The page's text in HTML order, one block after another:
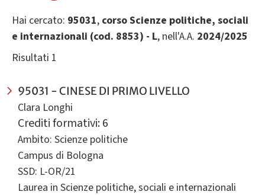
Hai cercato: 95031, corso Scienze politiche, sociali
e internazionali (cod. 8853) - L, nell'A.A. 2024/2025
Risultati 1
95031 - CINESE DI PRIMO LIVELLO
Clara Longhi
Crediti formativi: 6
Ambito: Scienze politiche
Campus di Bologna
SSD: L-OR/21
Laurea in Scienze politiche, sociali e internazionali